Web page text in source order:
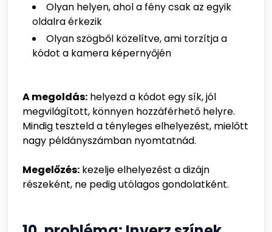
Olyan helyen, ahol a fény csak az egyik
oldalra érkezik
Olyan szögből közelítve, ami torzítja a
kódot a kamera képernyőjén
A megoldás: helyezd a kódot egy sík, jól
megvilágított, könnyen hozzáférhető helyre.
Mindig teszteld a tényleges elhelyezést, mielőtt
nagy példányszámban nyomtatnád.
Megelőzés: kezelje elhelyezést a dizájn
részeként, ne pedig utólagos gondolatként.